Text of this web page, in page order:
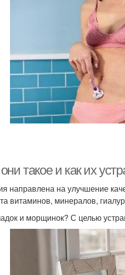
такое и как их
направлена на улучшение
витаминов, минералов,
и морщинок? С целью